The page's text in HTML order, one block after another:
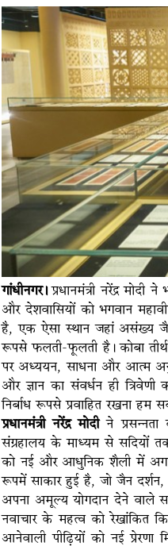
गांधीनगर।प्रधानमंत्री नरेंद्र मोदी
और देशवासियों को भगवान
है, एक ऐसा स्थान जहां असंख्य
रूपसे फलती-फूलती है। कोबा तीर्थ
पर अध्ययन, साधना और आत्म
और ज्ञान का संवर्धन ही त्रिवेणी
निर्बाध रूपसे प्रवाहित रखना हम
प्रधानमंत्री नरेंद्र मोदीने प्रसन्नता
संग्रहालय के माध्यम से सदियों तक
को नई और आधुनिक शैली में
रूपमें साकार हुई है, जो जैन दर्शन,
अपना अमूल्य योगदान देने वाले
नवाचार के महत्व को रेखांकित
आनेवाली पीढ़ियों को नई प्रेरणा